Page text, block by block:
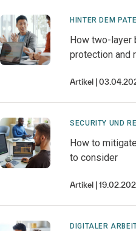
HINTER DEM
How two-layer
protection and
Artikel
SECURITY UND
How to
to consider
Artikel
DIGITALER